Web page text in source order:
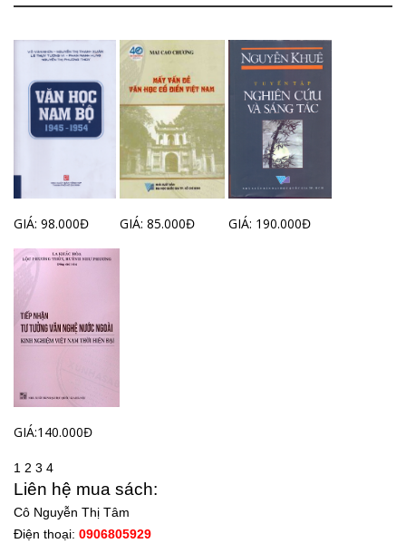
GIÁ: 98.000Đ GIÁ: 85.000Đ GIÁ: 190.000Đ
GIÁ:140.000Đ
1 2 3 4
Liên hệ mua sách:
Cô Nguyễn Thị Tâm
Điện thoại: 0906805929